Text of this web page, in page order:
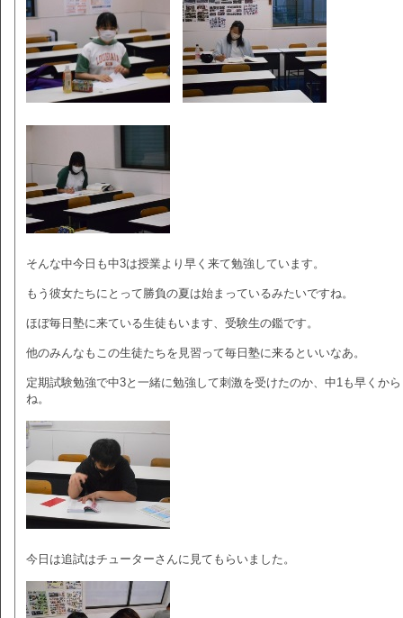
そんな中今日も中3は授業より早く来て勉強しています。
もう彼女たちにとって勝負の夏は始まっているみたいですね。
ほぼ毎日塾に来ている生徒もいます、受験生の鑑です。
他のみんなもこの生徒たちを見習って毎日塾に来るといいなあ。
定期試験勉強で中3と一緒に勉強して刺激を受けたのか、中1も早くか
ね。
今日は追試はチューターさんに見てもらいました。